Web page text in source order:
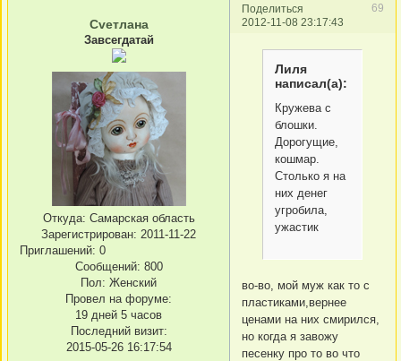
Поделиться
69
2012-11-08 23:17:43
Сvетлана
Завсегдатай
Откуда: Самарская область
Зарегистрирован: 2011-11-22
Приглашений: 0
Сообщений: 800
Пол: Женский
Провел на форуме:
19 дней 5 часов
Последний визит:
2015-05-26 16:17:54
Лиля
написал(а):
Кружева с
блошки.
Дорогущие,
кошмар.
Столько я на
них денег
угробила,
ужастик
во-во, мой муж как то с
пластиками,вернее
ценами на них смирился,
но когда я завожу
песенку про то во что